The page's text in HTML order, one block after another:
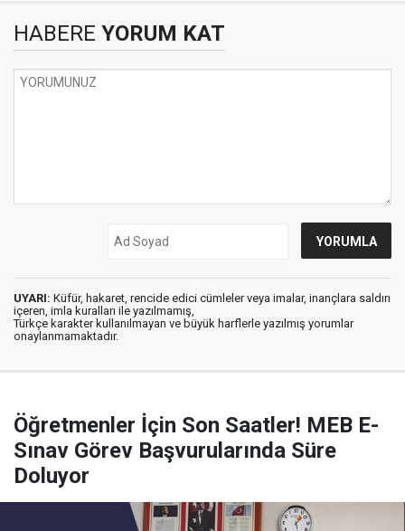
HABERE YORUM KAT
UYARI: Küfür, hakaret, rencide edici cümleler veya imalar, inançlara saldırı
içeren, imla kuralları ile yazılmamış,
Türkçe karakter kullanılmayan ve büyük harflerle yazılmış yorumlar
onaylanmamaktadır.
Öğretmenler İçin Son Saatler! MEB E-
Sınav Görev Başvurularında Süre
Doluyor